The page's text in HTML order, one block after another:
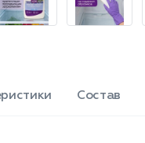
Состав